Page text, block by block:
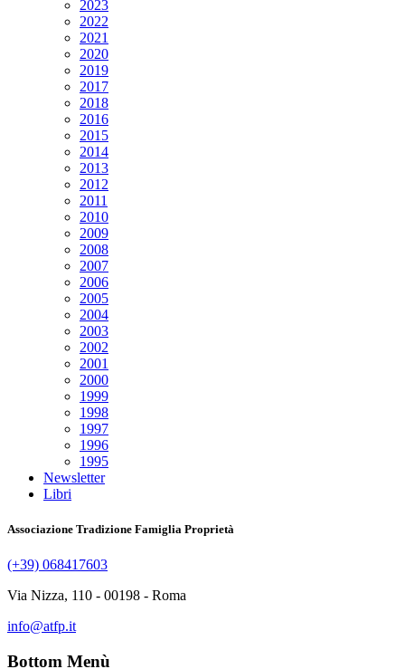
2023
2022
2021
2020
2019
2017
2018
2016
2015
2014
2013
2012
2011
2010
2009
2008
2007
2006
2005
2004
2003
2002
2001
2000
1999
1998
1997
1996
1995
Newsletter
Libri
Associazione Tradizione Famiglia Proprietà
(+39) 068417603
Via Nizza, 110 - 00198 - Roma
info@atfp.it
Bottom Menù